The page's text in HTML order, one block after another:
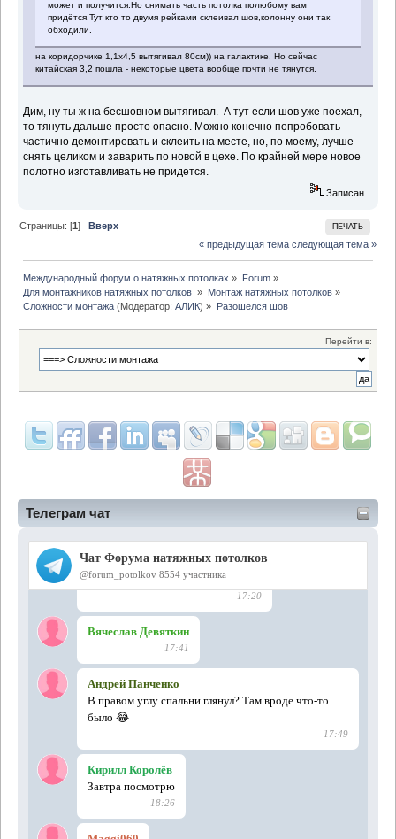
Телеграм чат
может и получится.Но снимать часть потолка полюбому вам
придётся.Тут кто то двумя рейками склеивал шов,колонну они так
обходили.
на коридорчике 1,1х4,5 вытягивал 80см)) на галактике. Но сейчас
китайская 3,2 пошла - некоторые цвета вообще почти не тянутся.
Дим, ну ты ж на бесшовном вытягивал. А тут если шов уже поехал,
то тянуть дальше просто опасно. Можно конечно попробовать
частично демонтировать и склеить на месте, но, по моему, лучше
снять целиком и заварить по новой в цехе. По крайней мере новое
полотно изготавливать не придется.
Записан
ПЕЧАТЬ
Страницы: [1]Вверх
« предыдущая тема следующая тема »
Международный форум о натяжных потолках » Forum»
Для монтажников натяжных потолков » Монтаж натяжных потолков»
Сложности монтажа (Модератор:АЛИК) » Разошелся шов
Перейти в: